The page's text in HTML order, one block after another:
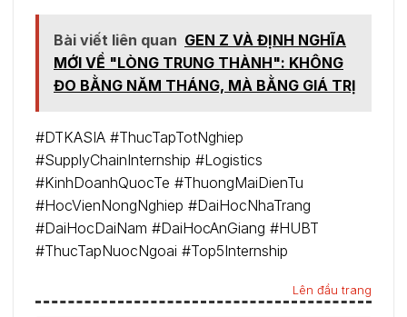
Bài viết liên quan GEN Z VÀ ĐỊNH NGHĨA
MỚI VỀ "LÒNG TRUNG THÀNH": KHÔNG
ĐO BẰNG NĂM THÁNG, MÀ BẰNG GIÁ TRỊ
#DTKASIA #ThucTapTotNghiep
#SupplyChainInternship #Logistics
#KinhDoanhQuocTe #ThuongMaiDienTu
#HocVienNongNghiep #DaiHocNhaTrang
#DaiHocDaiNam #DaiHocAnGiang #HUBT
#ThucTapNuocNgoai #Top5Internship
Lên đầu trang